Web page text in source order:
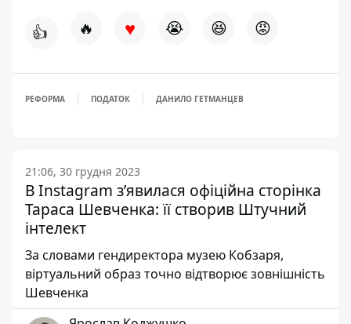
👍 🔥 ♥ 😭 😆 😡
РЕФОРМА ПОДАТОК ДАНИЛО ГЕТМАНЦЕВ
21:06, 30 грудня 2023
В Instagram з’явилася офіційна сторінка
Тараса Шевченка: її створив Штучний
інтелект
За словами гендиректора музею Кобзаря,
віртуальний образ точно відтворює зовнішність
Шевченка